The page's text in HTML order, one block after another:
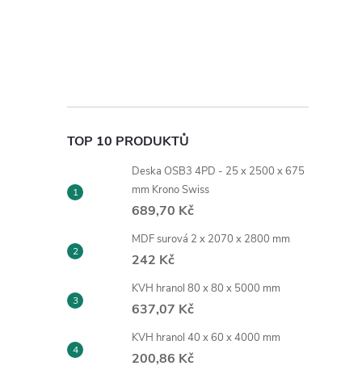
TOP 10 PRODUKTŮ
Deska OSB3 4PD - 25 x 2500 x 675
mm Krono Swiss
689,70 Kč
MDF surová 2 x 2070 x 2800 mm
242 Kč
KVH hranol 80 x 80 x 5000 mm
637,07 Kč
KVH hranol 40 x 60 x 4000 mm
200,86 Kč